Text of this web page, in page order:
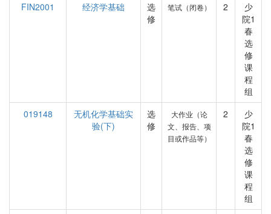
FIN2001
经济学基础
选
修
笔试（闭卷） 2
少
院1
春
选
修
课
程
组
019148
无机化学基础实
验(下)
选
修
大作业（论
文、报告、项
目或作品等）
2
少
院1
春
选
修
课
程
组